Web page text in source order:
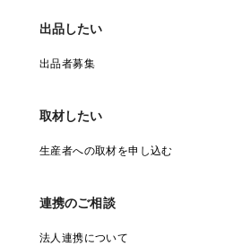
出品したい
出品者募集
取材したい
生産者への取材を申し込む
連携のご相談
法人連携について